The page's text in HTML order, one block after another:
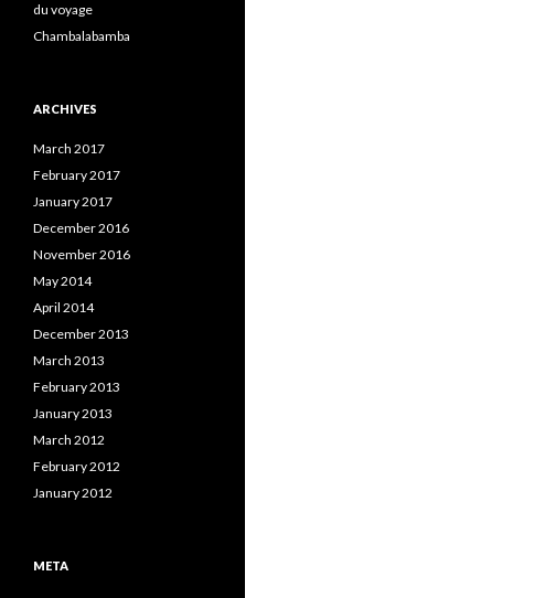
du voyage
Chambalabamba
ARCHIVES
March 2017
February 2017
January 2017
December 2016
November 2016
May 2014
April 2014
December 2013
March 2013
February 2013
January 2013
March 2012
February 2012
January 2012
META